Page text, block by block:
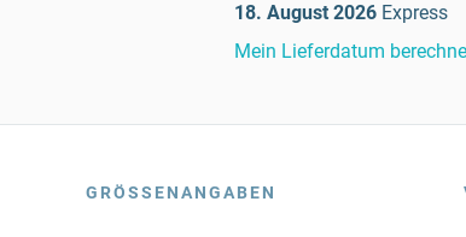
18. August 2026 Express
Mein Lieferdatum
GRÖSSENANGABEN